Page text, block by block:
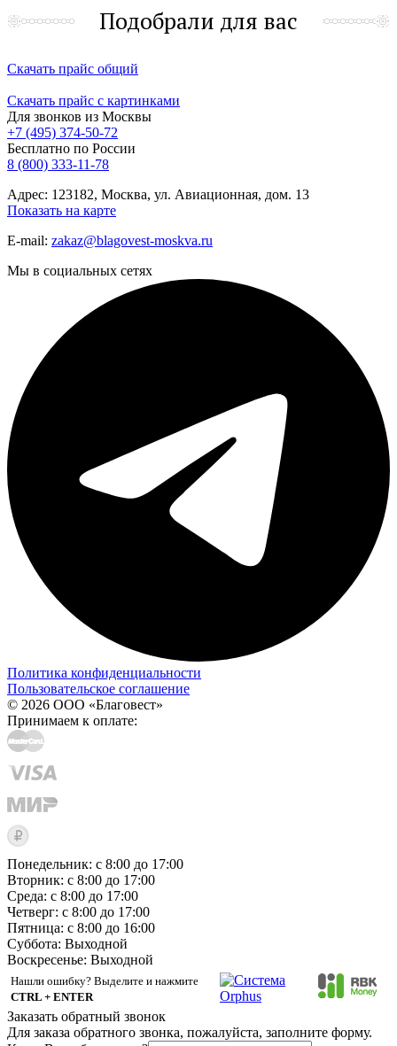
Подобрали для вас
Скачать прайс общий
Скачать прайс с картинками
Для звонков из Москвы
+7 (495) 374-50-72
Бесплатно по России
8 (800) 333-11-78
Адрес: 123182, Москва, ул. Авиационная, дом. 13
Показать на карте
E-mail: zakaz@blagovest-moskva.ru
Мы в социальных сетях
Политика конфиденциальности
Пользовательское соглашение
© 2026 ООО «Благовест»
Принимаем к оплате:
Понедельник: с 8:00 до 17:00
Вторник: с 8:00 до 17:00
Среда: с 8:00 до 17:00
Четверг: с 8:00 до 17:00
Пятница: с 8:00 до 16:00
Суббота: Выходной
Воскресенье: Выходной
Нашли ошибку? Выделите и нажмите
CTRL + ENTER
Заказать обратный звонок
Для заказа обратного звонка, пожалуйста, заполните форму.